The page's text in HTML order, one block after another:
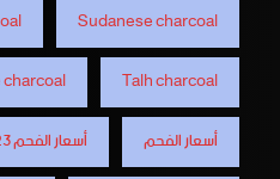
Sudanese charcoal
Talh charcoal
أسعار الفحم
أسعار الفحم 2023